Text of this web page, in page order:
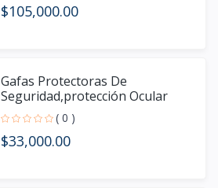
$105,000.00
Gafas Protectoras De
Seguridad,protección Ocular
Protección de grado industria
( 0 )
$33,000.00